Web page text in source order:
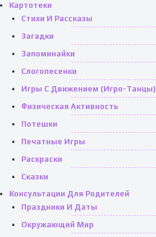
Картотеки
Стихи И Рассказы
Загадки
Запоминайки
Слогопесенки
Игры С Движением (игро-Танцы)
Физическая Активность
Потешки
Печатные Игры
Раскраски
Сказки
Консультации Для Родителей
Праздники И Даты
Окружающий Мир